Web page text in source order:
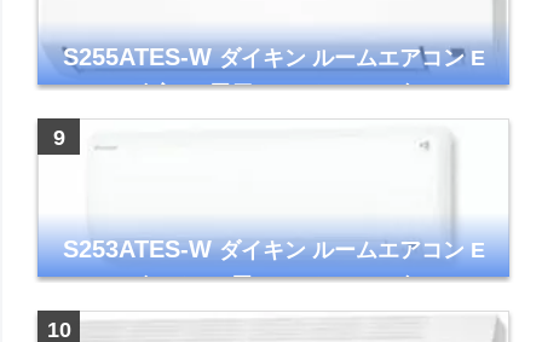
S255ATES-Wダイキン ルームエアコン E
シリーズ 主に8畳用 ホワイト 2025年モデル
S253ATES-Wダイキン ルームエアコン E
シリーズ おもに8畳 ホワイト 2023年モデル
ストリーマ